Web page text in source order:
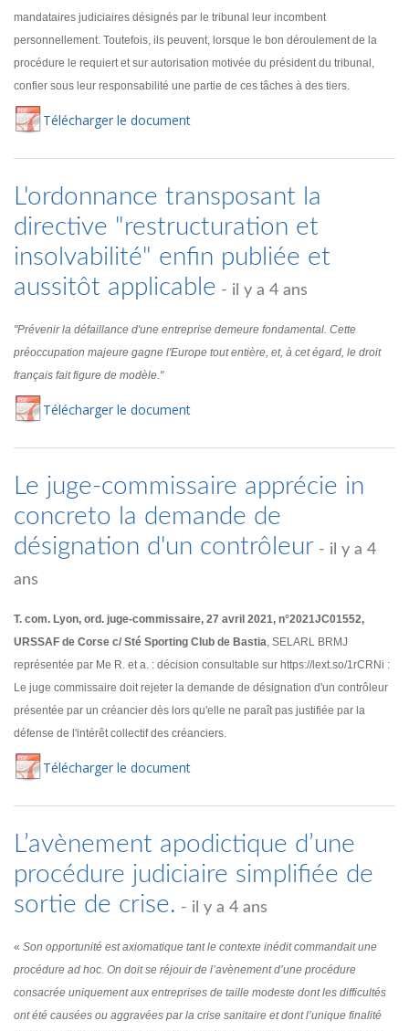
mandataires judiciaires désignés par le tribunal leur incombent
personnellement. Toutefois, ils peuvent, lorsque le bon déroulement de la
procédure le requiert et sur autorisation motivée du président du tribunal,
confier sous leur responsabilité une partie de ces tâches à des tiers.
Télécharger le document
L'ordonnance transposant la
directive "restructuration et
insolvabilité" enfin publiée et
aussitôt applicable - il y a 4 ans
"Prévenir la défaillance d'une entreprise demeure fondamental. Cette
préoccupation majeure gagne l'Europe tout entière, et, à cet égard, le droit
français fait figure de modèle."
Télécharger le document
Le juge-commissaire apprécie in
concreto la demande de
désignation d'un contrôleur - il y a 4
ans
T. com. Lyon, ord. juge-commissaire, 27 avril 2021, n°2021JC01552,
URSSAF de Corse c/ Sté Sporting Club de Bastia, SELARL BRMJ
représentée par Me R. et a. : décision consultable sur https://lext.so/1rCRNi :
Le juge commissaire doit rejeter la demande de désignation d'un contrôleur
présentée par un créancier dès lors qu'elle ne paraît pas justifiée par la
défense de l'intérêt collectif des créanciers.
Télécharger le document
L’avènement apodictique d’une
procédure judiciaire simplifiée de
sortie de crise. - il y a 4 ans
« Son opportunité est axiomatique tant le contexte inédit commandait une
procédure ad hoc. On doit se réjouir de l’avènement d’une procédure
consacrée uniquement aux entreprises de taille modeste dont les difficultés
ont été causées ou aggravées par la crise sanitaire et dont l’unique finalité